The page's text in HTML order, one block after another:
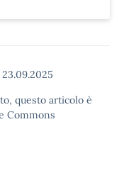
23.09.2025
questo articolo è
Commons